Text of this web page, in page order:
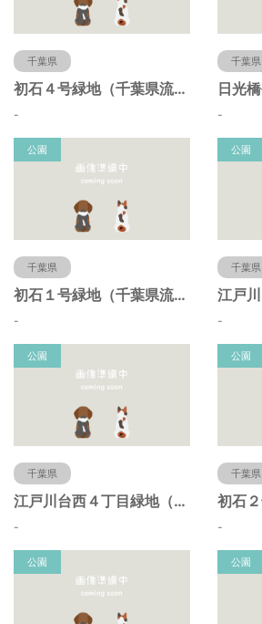
千葉県
初石４号緑地（千葉県流山市）
-
千葉県
-
公園
千葉県
初石１号緑地（千葉県流山市）
-
公園
千葉県
-
公園
千葉県
江戸川台西４丁目緑地（千葉県流山市）
-
公園
千葉県
-
公園 公園